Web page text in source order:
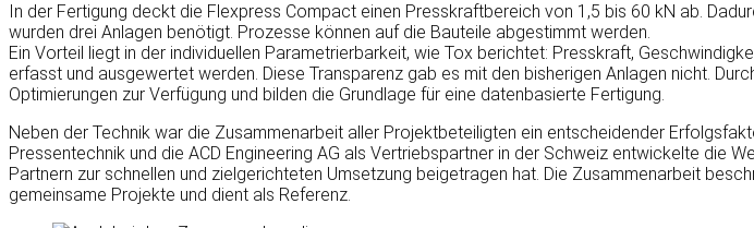
In der Fertigung deckt die Flexpress Compact einen Presskraftbereich von 1,5 bis 60 kN ab.
wurden drei Anlagen benötigt. Prozesse können auf die Bauteile abgestimmt werden.
Ein Vorteil liegt in der individuellen Parametrierbarkeit, wie Tox berichtet: Presskraft,
erfasst und ausgewertet werden. Diese Transparenz gab es mit den bisherigen Anlagen nicht.
Optimierungen zur Verfügung und bilden die Grundlage für eine datenbasierte Fertigung.
Neben der Technik war die Zusammenarbeit aller Projektbeteiligten ein entscheidender
Pressentechnik und die ACD Engineering AG als Vertriebspartner in der Schweiz entwickelte die
Partnern zur schnellen und zielgerichteten Umsetzung beigetragen hat. Die Zusammenarbeit
gemeinsame Projekte und dient als Referenz.